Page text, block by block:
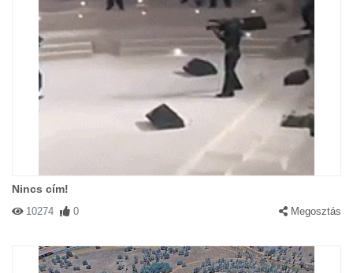
Nincs cím!
10274 0 Megosztás